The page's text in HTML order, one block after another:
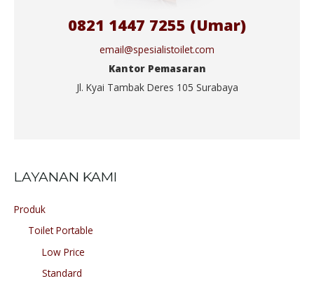
0821 1447 7255 (Umar)
email@spesialistoilet.com
Kantor Pemasaran
Jl. Kyai Tambak Deres 105 Surabaya
LAYANAN KAMI
Produk
Toilet Portable
Low Price
Standard